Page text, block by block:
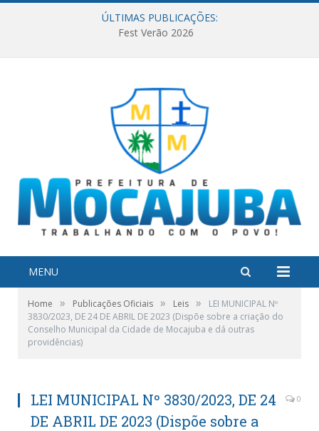
ÚLTIMAS PUBLICAÇÕES:
Fest Verão 2026
MENU
Home » Publicações Oficiais » Leis »
LEI MUNICIPAL Nº
3830/2023, DE 24 DE ABRIL DE 2023 (Dispõe sobre a criação do
Conselho Municipal da Cidade de Mocajuba e dá outras
providências)
LEI MUNICIPAL Nº 3830/2023, DE 24
DE ABRIL DE 2023 (Dispõe sobre a
0